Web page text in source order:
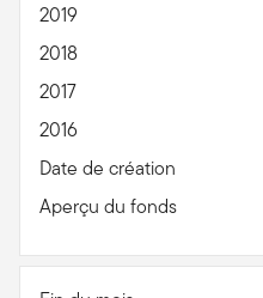
2019
2018
2017
2016
Date de création
Aperçu du fonds